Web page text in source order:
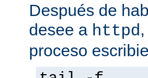
Después de
desee a httpd
proceso